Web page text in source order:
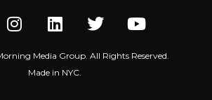
Media Group. All Rights Reserved.
Made in NYC.